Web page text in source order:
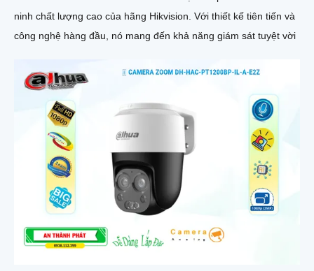
ninh chất lượng cao của hãng Hikvision. Với thiết kế tiên tiến và
công nghệ hàng đầu, nó mang đến khả năng giám sát tuyệt vời